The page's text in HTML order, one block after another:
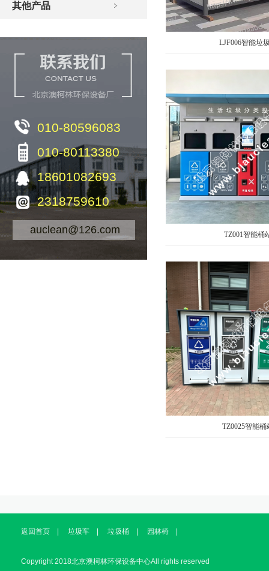
其他产品
010-80596083
010-80113380
18601082693
2318759610
auclean@126.com
LJF006智能垃
TZ001智能桶
TZ0025智能桶
返回首页 垃圾车 垃圾桶 园林椅
Copyright 2018北京澳柯林环保设备中心All rights reserved